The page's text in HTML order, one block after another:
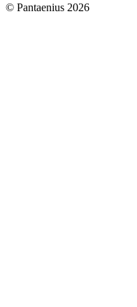
© Pantaenius 2026